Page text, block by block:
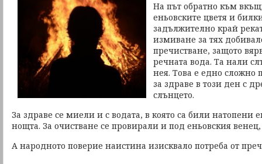
На път обратно към
еньовските цветя и
задължително край
измиване за тях
пречистване, защото
речната вода. Та нали
нея. Това е едно сложно
за здраве в този ден с
слънцето.
За здраве се миели и с водата, в която са били натопени
нощта. За очистване се провирали и под еньовския
А народното поверие наистина изисквало потреба от